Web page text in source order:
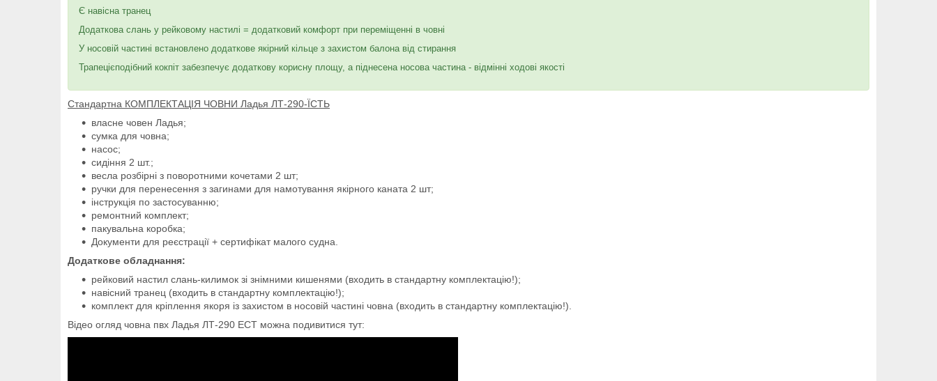
Є навісна транец
Додаткова слань у рейковому настилі = додатковий комфорт при переміщенні в човні
У носовій частині встановлено додаткове якірний кільце з захистом балона від стирання
Трапецієподібний кокпіт забезпечує додаткову корисну площу, а піднесена носова частина - відмінні ходові якості
Стандартна КОМПЛЕКТАЦІЯ ЧОВНИ Ладья ЛТ-290-ЇСТЬ
власне човен Ладья;
сумка для човна;
насос;
сидіння 2 шт.;
весла розбірні з поворотними кочетами 2 шт;
ручки для перенесення з загинами для намотування якірного каната 2 шт;
інструкція по застосуванню;
ремонтний комплект;
пакувальна коробка;
Документи для реєстрації + сертифікат малого судна.
Додаткове обладнання:
рейковий настил слань-килимок зі знімними кишенями (входить в стандартну комплектацію!);
навісний транец (входить в стандартну комплектацію!);
комплект для кріплення якоря із захистом в носовій частині човна (входить в стандартну комплектацію!).
Відео огляд човна пвх Ладья ЛТ-290 ЕСТ можна подивитися тут: